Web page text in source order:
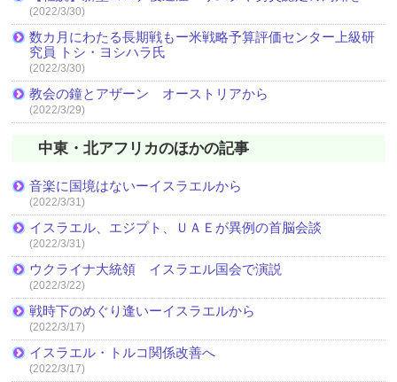
(2022/3/30)
数カ月にわたる長期戦もー米戦略予算評価センター上級研
究員 トシ・ヨシハラ氏
(2022/3/30)
教会の鐘とアザーン オーストリアから
(2022/3/29)
中東・北アフリカのほかの記事
音楽に国境はないーイスラエルから
(2022/3/31)
イスラエル、エジプト、ＵＡＥが異例の首脳会談
(2022/3/31)
ウクライナ大統領 イスラエル国会で演説
(2022/3/22)
戦時下のめぐり逢いーイスラエルから
(2022/3/17)
イスラエル・トルコ関係改善へ
(2022/3/17)